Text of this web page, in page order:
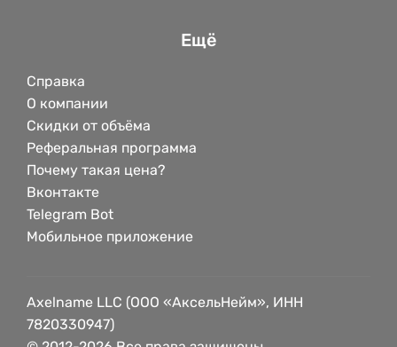
Ещё
Справка
О компании
Скидки от объёма
Реферальная программа
Почему такая цена?
Вконтакте
Telegram Bot
Мобильное приложение
Axelname LLC (ООО «АксельНейм», ИНН
7820330947)